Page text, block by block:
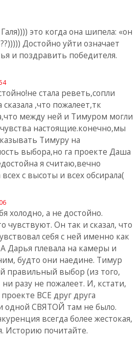
это когда она шипела: «он
Достойно уйти означает
и поздравить победителя.
стала реветь,сопли
сказала ,что пожалеет,тк
между ней и Тимуром могли
настоящие.конечно,мы
Тимуру на
выбора,но га проекте Даша
я считаю,вечно
с высоты и всех обсирала(
холодно, а не достойно.
чувствуют. Он так и сказал, что
себя с ней именно как
Дарья плевала на камеры и
будто они наедине. Тимур
правильный выбор (из того,
разу не пожалеет. И, кстати,
ВСЕ друг друга
одной СВЯТОЙ там не было.
всегда более жестокая,
Историю почитайте.